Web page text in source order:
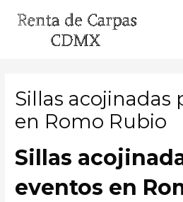
Sillas acojinadas
en Romo Rubio
Sillas
eventos en